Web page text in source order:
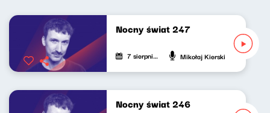
Nocny świat 247
7 sierpnia 2026 Mikołaj Kierski
Nocny świat 246